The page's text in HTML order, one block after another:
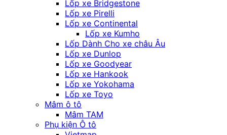
Lốp xe Bridgestone
Lốp xe Pirelli
Lốp xe Continental
Lốp xe Kumho
Lốp Dành Cho xe châu Âu
Lốp xe Dunlop
Lốp xe Goodyear
Lốp xe Hankook
Lốp xe Yokohama
Lốp xe Toyo
Mâm ô tô
Mâm TAM
Phụ kiện Ô tô